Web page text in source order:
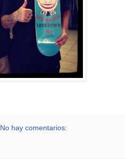
No hay comentarios: